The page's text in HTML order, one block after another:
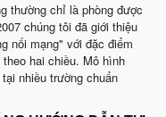
thường chỉ là phòng được
chúng tôi đã giới thiệu
nối mạng" với đặc điểm
hai chiều. Mô hình
nhiều trường chuẩn